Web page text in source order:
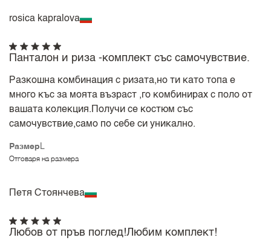
rosica kapralova
Размер L
Отговаря на размера
Панталон и риза -комплект със самочувствие.
Разкошна комбинация с ризата,но ти като топа е
много къс за моята възраст ,го комбинирах с поло от
вашата колекция.Получи се костюм със
самочувствие,само по себе си уникално.
Петя Стоянчева
Любов от пръв поглед!Любим комплект!